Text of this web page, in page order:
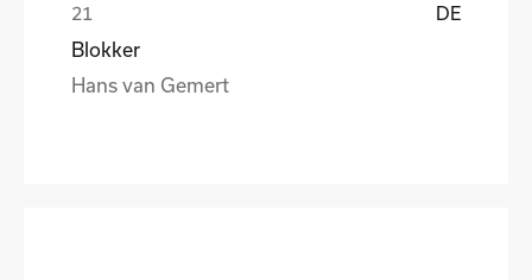
DE
Blokker
Hans van Gemert